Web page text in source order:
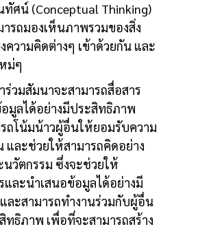
ทัศน์ (Conceptual Thinking)
ารถมองเห็นภาพรวมของสิ่ง
ความคิดต่างๆ เข้าด้วยกัน และ
ม่ๆ
ร่วมสัมนาจะสามารถสื่อสาร
มูลได้อย่างมีประสิทธิภาพ
ถโน้มน้าวผู้อื่นให้ยอมรับความ
และช่วยให้สามารถคิดอย่าง
นวัตกรรม ซึ่งจะช่วยให้
และนำเสนอข้อมูลได้อย่างมี
ละสามารถทำงานร่วมกับผู้อื่น
ทธิภาพ เพื่อที่จะสามารถสร้าง